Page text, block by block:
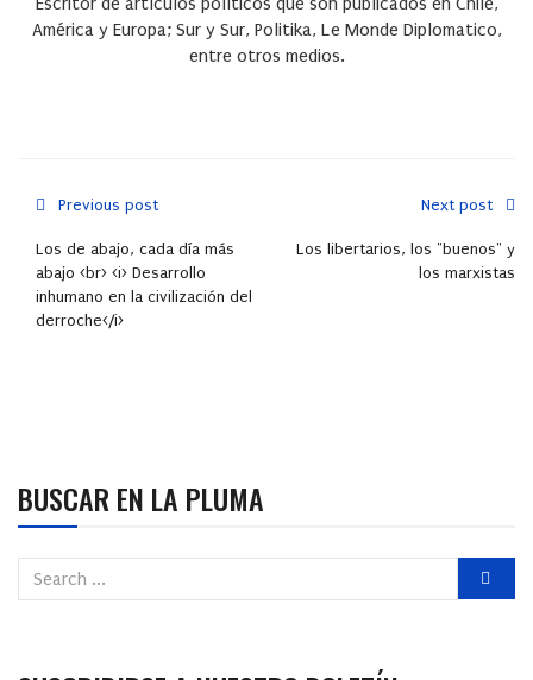
América y Europa; Sur y Sur, Politika, Le Monde Diplomatico,
entre otros medios.
Previous post
Los de abajo, cada día más
abajo <br> <i> Desarrollo
inhumano en la civilización del
derroche</i>
Next post
Los libertarios, los "buenos" y
los marxistas
BUSCAR EN LA PLUMA